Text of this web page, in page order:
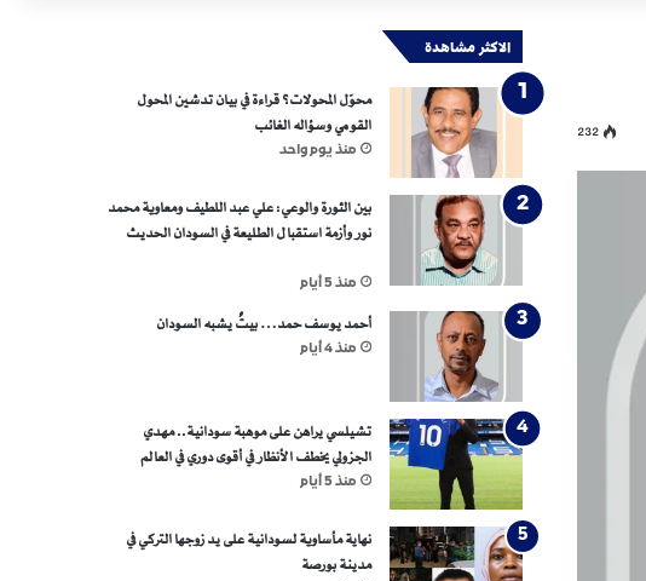
232
الاكثر مشاهدة
محوّل المحولات؟ قراءة في بيان تدشين المحول
القومي وسؤاله الغائب
منذ يوم واحد
بين الثورة والوعي: علي عبد اللطيف ومعاوية محمد
نور وأزمة استقبال الطليعة في السودان الحديث
منذ 5 أيام
أحمد يوسف حمد… بيتٌ يشبه السودان
منذ 4 أيام
تشيلسي يراهن على موهبة سودانية.. مهدي
الجزولي يخطف الأنظار في أقوى دوري في العالم
منذ 5 أيام
نهاية مأساوية لسودانية على يد زوجها التركي في
مدينة بورصة